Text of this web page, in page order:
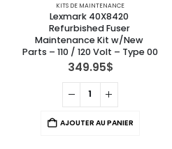
KITS DE MAINTENANCE
Lexmark 40X8420
Refurbished Fuser
Maintenance Kit w/New
Parts – 110 / 120 Volt – Type 00
349.95$
AJOUTER AU PANIER